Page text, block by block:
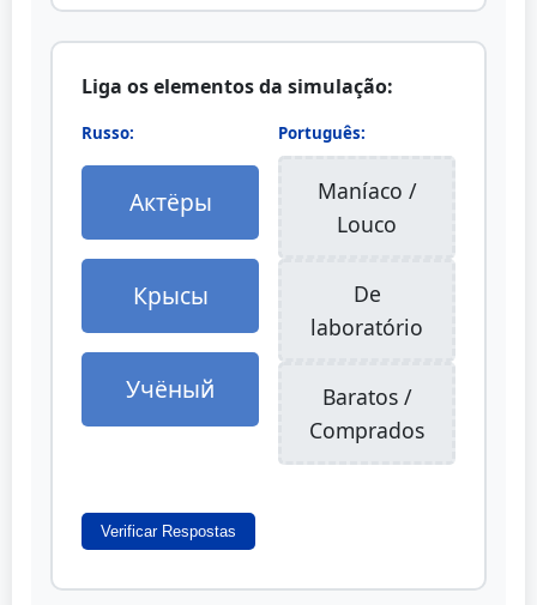
Liga os elementos da simulação:
Russo:
Актёры
Крысы
Учёный
Português:
Maníaco /
Louco
De
laboratório
Baratos /
Comprados
Verificar Respostas